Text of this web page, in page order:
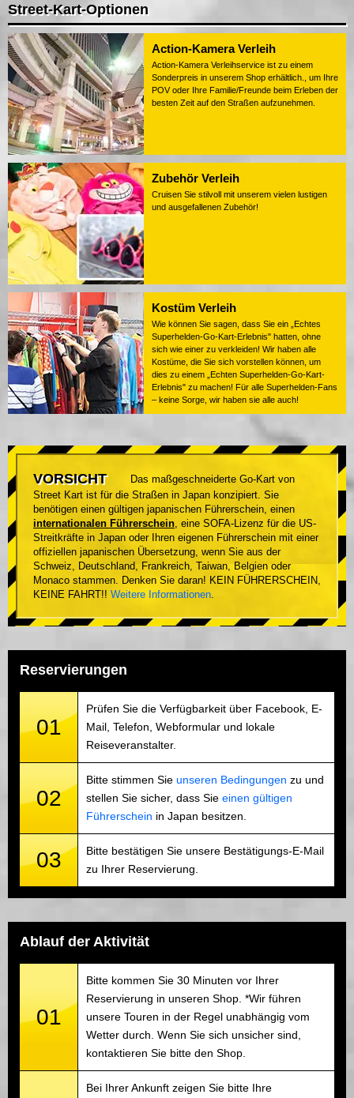
Street-Kart-Optionen
Action-Kamera Verleih
Action-Kamera Verleihservice ist zu einem
Sonderpreis in unserem Shop erhältlich., um Ihre
POV oder Ihre Familie/Freunde beim Erleben der
besten Zeit auf den Straßen aufzunehmen.
Zubehör Verleih
Cruisen Sie stilvoll mit unserem vielen lustigen
und ausgefallenen Zubehör!
Kostüm Verleih
Wie können Sie sagen, dass Sie ein „Echtes
Superhelden-Go-Kart-Erlebnis" hatten, ohne
sich wie einer zu verkleiden! Wir haben alle
Kostüme, die Sie sich vorstellen können, um
dies zu einem „Echten Superhelden-Go-Kart-
Erlebnis" zu machen! Für alle Superhelden-Fans
– keine Sorge, wir haben sie alle auch!
VORSICHT
Das maßgeschneiderte Go-Kart von
Street Kart ist für die Straßen in Japan konzipiert. Sie
benötigen einen gültigen japanischen Führerschein, einen
internationalen Führerschein , eine SOFA-Lizenz für die US-
Streitkräfte in Japan oder Ihren eigenen Führerschein mit einer
offiziellen japanischen Übersetzung, wenn Sie aus der
Schweiz, Deutschland, Frankreich, Taiwan, Belgien oder
Monaco stammen. Denken Sie daran! KEIN FÜHRERSCHEIN,
KEINE FAHRT!! Weitere Informationen
Reservierungen
01
Prüfen Sie die Verfügbarkeit über Facebook, E-
Mail, Telefon, Webformular und lokale
Reiseveranstalter.
02
Bitte stimmen Sie unseren Bedingungen zu und
stellen Sie sicher, dass Sie einen gültigen
Führerschein in Japan besitzen.
03
Bitte bestätigen Sie unsere Bestätigungs-E-Mail
zu Ihrer Reservierung.
Ablauf der Aktivität
01
Bitte kommen Sie 30 Minuten vor Ihrer
Reservierung in unseren Shop. *Wir führen
unsere Touren in der Regel unabhängig vom
Wetter durch. Wenn Sie sich unsicher sind,
kontaktieren Sie bitte den Shop.
Bei Ihrer Ankunft zeigen Sie bitte Ihre